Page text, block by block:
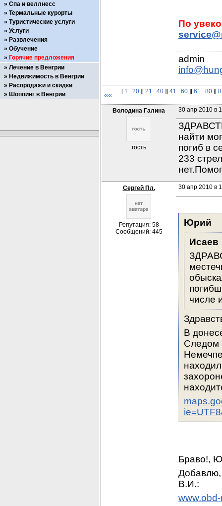
«« [ 1...20 ][21...40 ][41...60 ][61...80 ][
Володина Галина
гость
30 апр 2010 в
найти
погиб в
233
Сергей Пл.
Репутация: 58
Сообщений: 445
30 апр 2010 в
Юрий
Исаев
числе
В
Следом
Браво!,
Добавлю,
В.И.:
Спа и веллнесс
Термальные курорты
Туристические услуги
Услуги
Развлечения
Обучение
Горячие предложения
Лечение в Венгрии
Недвижимость в Венгрии
Распродажи и скидки
Шоппинг в Венгрии